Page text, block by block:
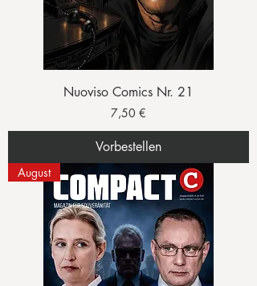
Nuoviso Comics Nr. 21
Preis
7,50 €
Vorbestellen
August